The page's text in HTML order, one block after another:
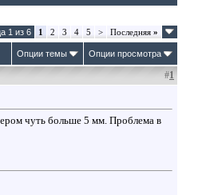
1 из 6 1 2 3 4 5 > Последняя »
Опции темы Опции просмотра
#1
чуть больше 5 мм. Проблема в